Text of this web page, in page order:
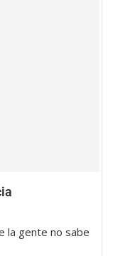
la gente no sabe